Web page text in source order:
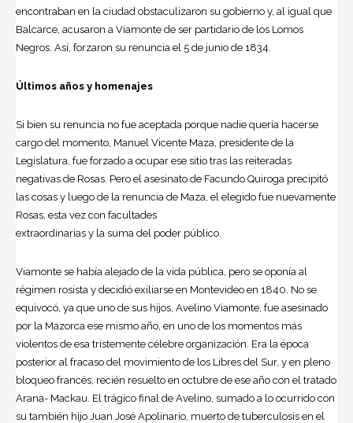
encontraban en la ciudad obstaculizaron su gobierno y, al igual que
Balcarce, acusaron a Viamonte de ser partidario de los Lomos
Negros. Así, forzaron su renuncia el 5 de junio de 1834.
Últimos años y homenajes
Si bien su renuncia no fue aceptada porque nadie quería hacerse
cargo del momento, Manuel Vicente Maza, presidente de la
Legislatura, fue forzado a ocupar ese sitio tras las reiteradas
negativas de Rosas. Pero el asesinato de Facundo Quiroga precipitó
las cosas y luego de la renuncia de Maza, el elegido fue nuevamente
Rosas, esta vez con facultades
extraordinarias y la suma del poder público.
Viamonte se había alejado de la vida pública, pero se oponía al
régimen rosista y decidió exiliarse en Montevideo en 1840. No se
equivocó, ya que uno de sus hijos, Avelino Viamonte, fue asesinado
por la Mazorca ese mismo año, en uno de los momentos más
violentos de esa tristemente célebre organización. Era la época
posterior al fracaso del movimiento de los Libres del Sur, y en pleno
bloqueo francés, recién resuelto en octubre de ese año con el tratado
Arana- Mackau. El trágico final de Avelino, sumado a lo ocurrido con
su también hijo Juan José Apolinario, muerto de tuberculosis en el